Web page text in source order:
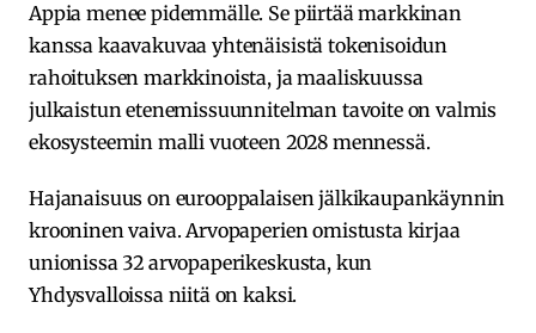
Appia menee pidemmälle. Se piirtää markkinan
kanssa kaavakuvaa yhtenäisistä tokenisoidun
rahoituksen markkinoista, ja maaliskuussa
julkaistun etenemissuunnitelman tavoite on valmis
ekosysteemin malli vuoteen 2028 mennessä.
Hajanaisuus on eurooppalaisen jälkikaupankäynnin
krooninen vaiva. Arvopaperien omistusta kirjaa
unionissa 32 arvopaperikeskusta, kun
Yhdysvalloissa niitä on kaksi.